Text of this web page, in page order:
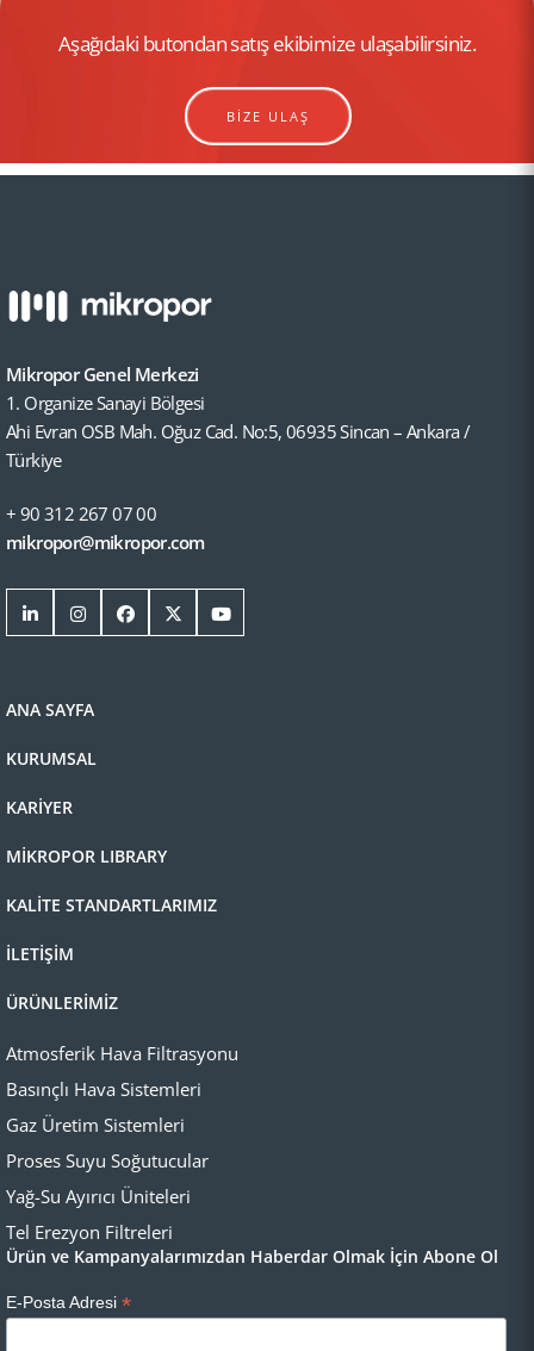
Aşağıdaki butondan satış ekibimize ulaşabilirsiniz.
BİZE ULAŞ
Mikropor Genel Merkezi
1. Organize Sanayi Bölgesi
Ahi Evran OSB Mah. Oğuz Cad. No:5, 06935 Sincan – Ankara /
Türkiye
+ 90 312 267 07 00
mikropor@mikropor.com
ANA SAYFA
KURUMSAL
KARİYER
MİKROPOR LIBRARY
KALİTE STANDARTLARIMIZ
İLETİŞİM
ÜRÜNLERİMİZ
Atmosferik Hava Filtrasyonu
Basınçlı Hava Sistemleri
Gaz Üretim Sistemleri
Proses Suyu Soğutucular
Yağ-Su Ayırıcı Üniteleri
Tel Erezyon Filtreleri
Ürün ve Kampanyalarımızdan Haberdar Olmak İçin Abone Ol
E-Posta Adresi *